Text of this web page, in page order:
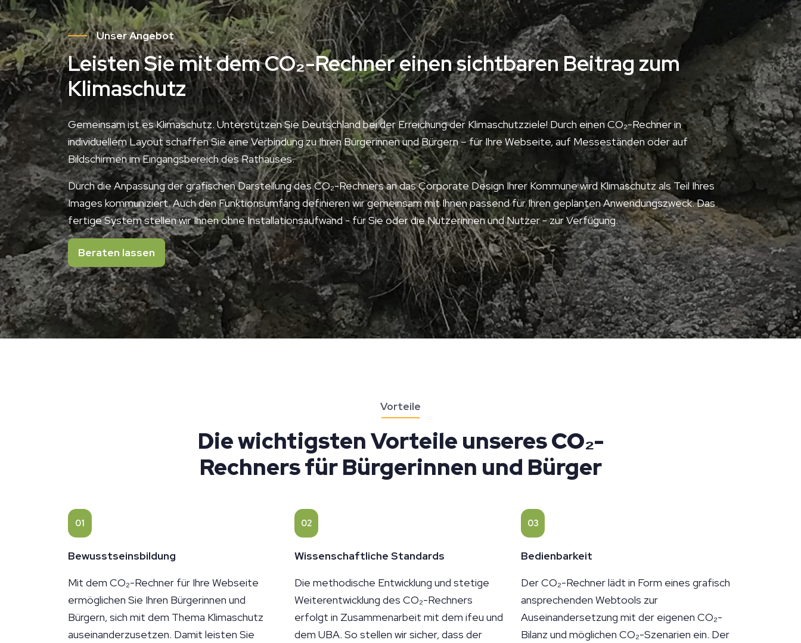
Unser Angebot
Leisten Sie mit dem CO₂-Rechner einen sichtbaren Beitrag zum
Klimaschutz
Gemeinsam ist es Klimaschutz. Unterstützen Sie Deutschland bei der Erreichung der Klimaschutzziele! Durch einen CO₂-Rechner in
individuellem Layout schaffen Sie eine Verbindung zu Ihren Bürgerinnen und Bürgern – für Ihre Webseite, auf Messeständen oder auf
Bildschirmen im Eingangsbereich des Rathauses.
Durch die Anpassung der grafischen Darstellung des CO₂-Rechners an das Corporate Design Ihrer Kommune wird Klimaschutz als Teil Ihres
Images kommuniziert. Auch den Funktionsumfang definieren wir gemeinsam mit Ihnen passend für Ihren geplanten Anwendungszweck. Das
fertige System stellen wir Ihnen ohne Installationsaufwand - für Sie oder die Nutzerinnen und Nutzer - zur Verfügung.
Beraten lassen
Vorteile
Die wichtigsten Vorteile unseres CO₂-
Rechners für Bürgerinnen und Bürger
01
Bewusstseinsbildung
Mit dem CO₂-Rechner für Ihre Webseite
ermöglichen Sie Ihren Bürgerinnen und
Bürgern, sich mit dem Thema Klimaschutz
auseinanderzusetzen. Damit leisten Sie
02
Wissenschaftliche Standards
Die methodische Entwicklung und stetige
Weiterentwicklung des CO₂-Rechners
erfolgt in Zusammenarbeit mit dem ifeu und
dem UBA. So stellen wir sicher, dass der
03
Bedienbarkeit
Der CO₂-Rechner lädt in Form eines grafisch
ansprechenden Webtools zur
Auseinandersetzung mit der eigenen CO₂-
Bilanz und möglichen CO₂-Szenarien ein. Der